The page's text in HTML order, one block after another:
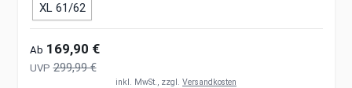
XL 61/62
Ab 169,90 €
UVP 299,99 €
inkl. MwSt., zzgl. Versandkosten